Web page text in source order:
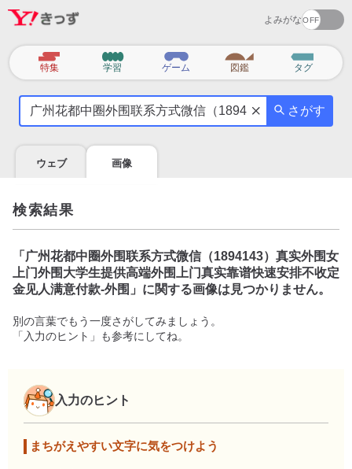
よみがな
カ
テ
特集 学習 ゲーム 図鑑 タグ
気
に
を
調
べ
よ
う
さがす
ウェブ 画像
検索結果
「 广州花都中圈外围联系方式微信（1894143）真实外围女
上门外围大学生提供高端外围上门真实靠谱快速安排不收定
金见人满意付款-外围 」に関する画像は見つかりません。
別の言葉でもう一度さがしてみましょう。
「入力のヒント」も参考にしてね。
入力のヒント
まちがえやすい文字に気をつけよう